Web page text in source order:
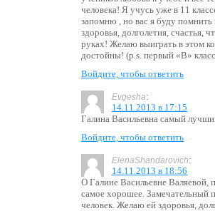
человека! Я учусь уже в 11
запомню , но вас я буду
здоровья, долголетия, счастья,
руках! Желаю выиграть в этом
достойны! (p.s. первый «В»
Войдите, чтобы ответить
Evgesha:
14.11.2013 в 17:15
Галина Васильевна самый
Войдите, чтобы ответить
ElenaShandarovich:
14.11.2013 в 18:56
О Галине Васильевне Валяевой,
самое хорошее. Замечательный
человек. Желаю ей здоровья,